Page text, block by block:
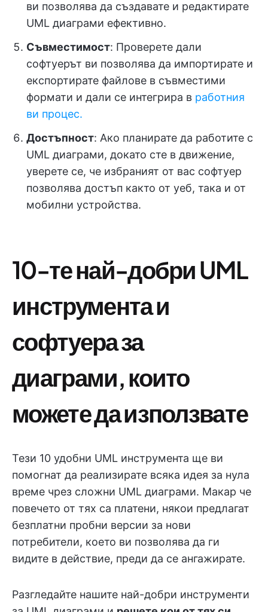
ви позволява да създавате и редактирате
UML диаграми ефективно.
Съвместимост: Проверете дали
софтуерът ви позволява да импортирате и
експортирате файлове в съвместими
формати и дали се интегрира в работния
ви процес.
Достъпност: Ако планирате да работите с
UML диаграми, докато сте в движение,
уверете се, че избраният от вас софтуер
позволява достъп както от уеб, така и от
мобилни устройства.
10-те най-добри UML
инструмента и
софтуера за
диаграми, които
можете да използвате
Тези 10 удобни UML инструмента ще ви
помогнат да реализирате всяка идея за нула
време чрез сложни UML диаграми. Макар че
повечето от тях са платени, някои предлагат
безплатни пробни версии за нови
потребители, което ви позволява да ги
видите в действие, преди да се ангажирате.
Разгледайте нашите най-добри инструменти